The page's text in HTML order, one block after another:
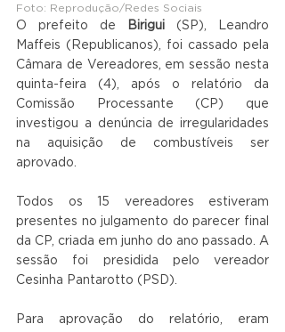
Foto: Reprodução/Redes Sociais
O prefeito de Birigui (SP), Leandro
Maffeis (Republicanos), foi cassado pela
Câmara de Vereadores, em sessão nesta
quinta-feira (4), após o relatório da
Comissão Processante (CP) que
investigou a denúncia de irregularidades
na aquisição de combustíveis ser
aprovado.
Todos os 15 vereadores estiveram
presentes no julgamento do parecer final
da CP, criada em junho do ano passado. A
sessão foi presidida pelo vereador
Cesinha Pantarotto (PSD).
Para aprovação do relatório, eram